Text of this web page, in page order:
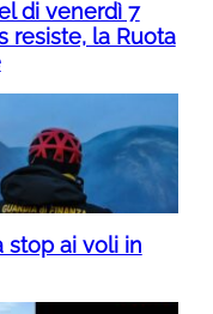
di venerdì 7
resiste, la Ruota
stop ai voli in